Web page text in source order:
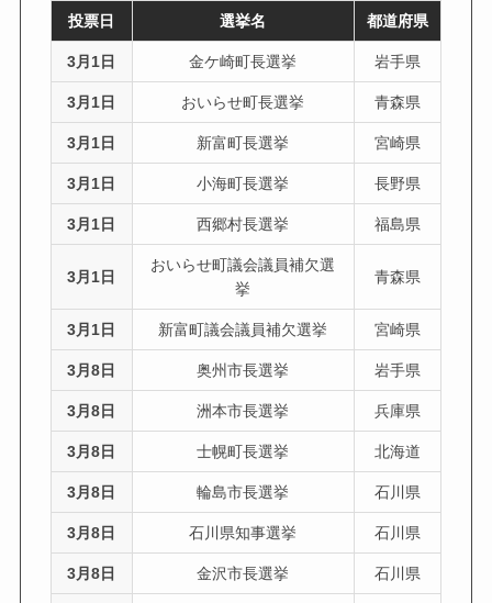
投票日 選挙名 都道府県
3月1日 金ケ崎町長選挙 岩手県
3月1日 おいらせ町長選挙 青森県
3月1日 新富町長選挙 宮崎県
3月1日 小海町長選挙 長野県
3月1日 西郷村長選挙 福島県
3月1日
おいらせ町議会議員補欠選
挙
青森県
3月1日 新富町議会議員補欠選挙 宮崎県
3月8日 奥州市長選挙 岩手県
3月8日 洲本市長選挙 兵庫県
3月8日 士幌町長選挙 北海道
3月8日 輪島市長選挙 石川県
3月8日 石川県知事選挙 石川県
3月8日 金沢市長選挙 石川県